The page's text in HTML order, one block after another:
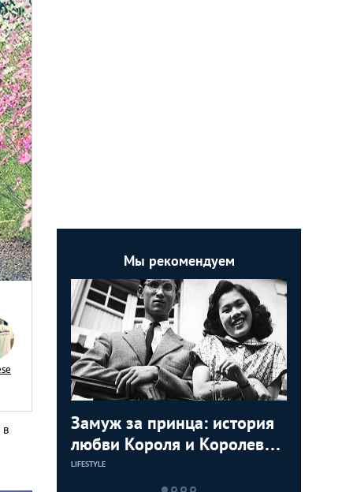
в
Мы рекомендуем
Замуж за принца: история
любви Короля и Королевы
Тайланда
LIFESTYLE
с